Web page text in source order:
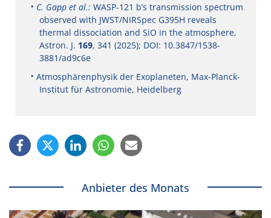
C. Gapp et al.: WASP-121 b’s transmission spectrum
observed with JWST/NIRSpec G395H reveals
thermal dissociation and SiO in the atmosphere,
Astron. J. 169, 341 (2025); DOI: 10.3847/1538-
3881/ad9c6e
Atmosphärenphysik der Exoplaneten, Max-Planck-
Institut für Astronomie, Heidelberg
Anbieter des Monats